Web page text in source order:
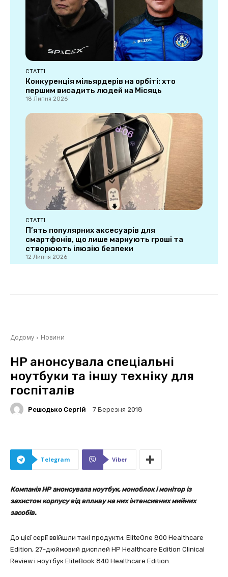
СТАТТІ
Конкуренція мільярдерів на орбіті: хто
першим висадить людей на Місяць
18 Липня 2026
СТАТТІ
П’ять популярних аксесуарів для
смартфонів, що лише марнують гроші та
створюють ілюзію безпеки
12 Липня 2026